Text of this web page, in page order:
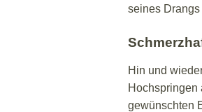
seines
Hin und
Hochspringen
gewünschten